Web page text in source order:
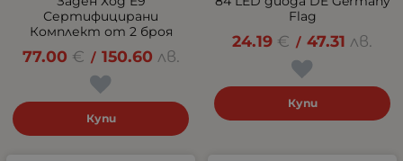
Сертифицирани
Комплект от 2 броя
77.00 € / 150.60 лв.
Купи
Flag
24.19 € / 47.31 лв.
Купи